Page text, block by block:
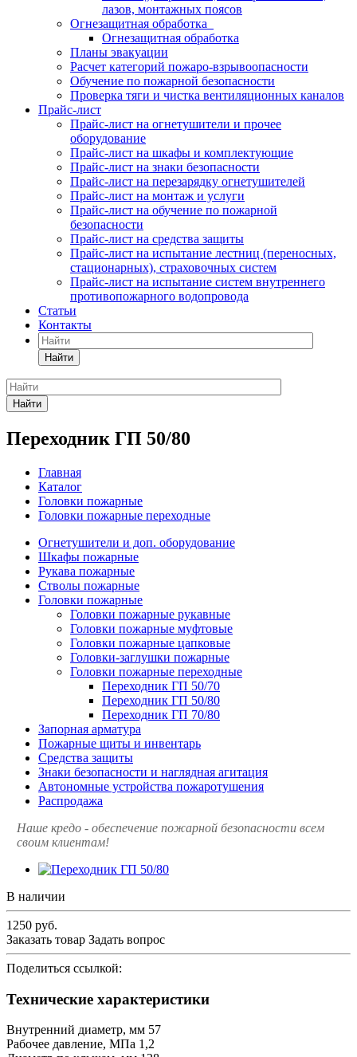
лазов, монтажных поясов
Огнезащитная обработка
Огнезащитная обработка
Планы эвакуации
Расчет категорий пожаро-взрывоопасности
Обучение по пожарной безопасности
Проверка тяги и чистка вентиляционных каналов
Прайс-лист
Прайс-лист на огнетушители и прочее
оборудование
Прайс-лист на шкафы и комплектующие
Прайс-лист на знаки безопасности
Прайс-лист на перезарядку огнетушителей
Прайс-лист на монтаж и услуги
Прайс-лист на обучение по пожарной
безопасности
Прайс-лист на средства защиты
Прайс-лист на испытание лестниц (переносных,
стационарных), страховочных систем
Прайс-лист на испытание систем внутреннего
противопожарного водопровода
Статьи
Контакты
Найти
Найти
Переходник ГП 50/80
Главная
Каталог
Головки пожарные
Головки пожарные переходные
Огнетушители и доп. оборудование
Шкафы пожарные
Рукава пожарные
Стволы пожарные
Головки пожарные
Головки пожарные рукавные
Головки пожарные муфтовые
Головки пожарные цапковые
Головки-заглушки пожарные
Головки пожарные переходные
Переходник ГП 50/70
Переходник ГП 50/80
Переходник ГП 70/80
Запорная арматура
Пожарные щиты и инвентарь
Средства защиты
Знаки безопасности и наглядная агитация
Автономные устройства пожаротушения
Распродажа
Наше кредо - обеспечение пожарной безопасности всем
своим клиентам!
В наличии
1250 руб.
Заказать товар Задать вопрос
Поделиться ссылкой:
Технические характеристики
Внутренний диаметр, мм 57
Рабочее давление, МПа 1,2